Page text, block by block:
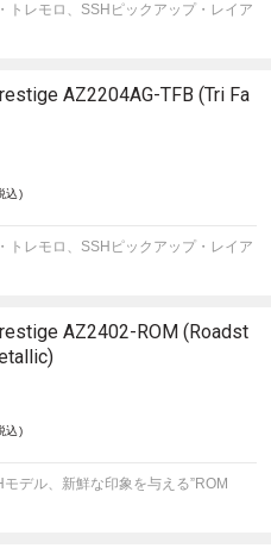
トレモロ、SSHピックアップ・レイア
AZ2204AG-TFB (Tri Fa
込)
トレモロ、SSHピックアップ・レイア
AZ2402-ROM (Roadst
込)
デル、新鮮な印象を与える”ROM